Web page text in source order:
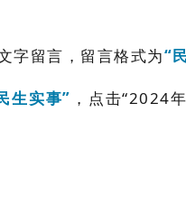
字留言，留言格式为“
生实事” ，点击“2024